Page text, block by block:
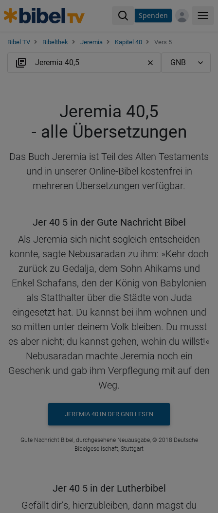
Spenden
Bibel TV Bibelthek Jeremia Kapitel 40 Vers 5
Jeremia 40,5
- alle Übersetzungen
Das Buch Jeremia ist Teil des Alten Testaments
und in unserer Online-Bibel kostenfrei in
mehreren Übersetzungen verfügbar.
Jer 40 5 in der Gute Nachricht Bibel
Als Jeremia sich nicht sogleich entscheiden
konnte, sagte Nebusaradan zu ihm: »Kehr doch
zurück zu Gedalja, dem Sohn Ahikams und
Enkel Schafans, den der König von Babylonien
als Statthalter über die Städte von Juda
eingesetzt hat. Du kannst bei ihm wohnen und
so mitten unter deinem Volk bleiben. Du musst
es aber nicht; du kannst gehen, wohin du willst!«
Nebusaradan machte Jeremia noch ein
Geschenk und gab ihm Verpflegung mit auf den
Weg.
JEREMIA 40 IN DER GNB LESEN
Gute Nachricht Bibel, durchgesehene Neuausgabe, © 2018 Deutsche
Bibelgesellschaft, Stuttgart
Jer 40 5 in der Lutherbibel
Gefällt dir’s, hierzubleiben, dann magst du